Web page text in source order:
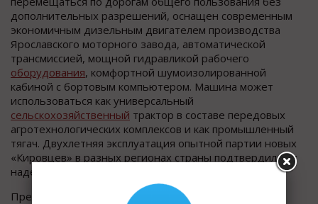
дополнительных разрешений, оснащен современным
экономичным дизельным двигателем производства
Ярославского моторного завода, автоматической
трансмиссией, мощной гидравликой рабочего
оборудования, комфортной шумоизолированной
кабиной с бортовым компьютером. Машина может
использоваться как универсальный
сельскохозяйственный трактор в составе передовых
агротехнологических комплексов и как промышленный
тягач. Двухлетняя эксплуатация опытной партии новых
«Кировцев» в разных регионах страны подтвердила их
надежность и экономическую эффективность.
Пресс-релиз ОАО “Кировский завод”